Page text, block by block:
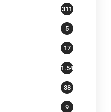
311
5
17
1.541
38
9